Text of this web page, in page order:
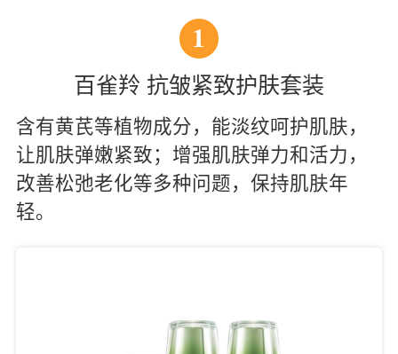
1
百雀羚 抗皱紧致护肤套装
含有黄芪等植物成分，能淡纹呵护肌肤，
让肌肤弹嫩紧致；增强肌肤弹力和活力，
改善松弛老化等多种问题，保持肌肤年
轻。